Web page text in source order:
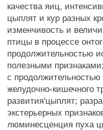
качества яиц,
цыплят и кур разных
изменчивость и
птицы в процессе
продолжительностью
полезными
с
желудочно-кишечного
развития'цыплят;
экстерьерных
люминесценция пуха